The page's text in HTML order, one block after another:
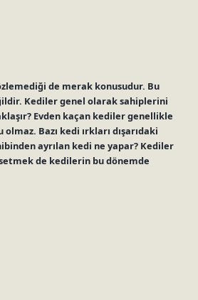
de merak konusudur. Bu
Kediler genel olarak sahiplerini
Evden kaçan kediler genellikle
Bazı kedi ırkları dışarıdaki
ayrılan kedi ne yapar? Kediler
de kedilerin bu dönemde